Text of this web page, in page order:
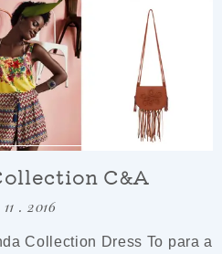
C&A
. 2016
Collection Dress To para a